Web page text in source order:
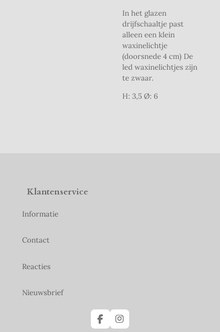
In het glazen
drijfschaaltje past
alleen een klein
waxinelichtje
(doorsnede 4 cm) De
led waxinelichtjes zijn
te zwaar.
H: 3,5 Ø: 6
Klantenservice
Informatie
Contact
Reacties
Nieuwsbrief
F
I